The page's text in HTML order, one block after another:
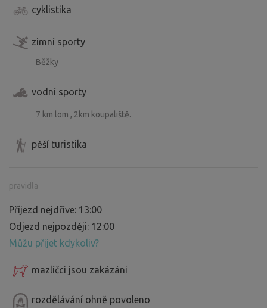
cyklistika
zimní sporty
Běžky
vodní sporty
7 km lom , 2km koupaliště.
pěší turistika
pravidla
Příjezd nejdříve: 13:00
Odjezd nejpozději: 12:00
Můžu přijet kdykoliv?
mazlíčci jsou zakázáni
rozdělávání ohně povoleno